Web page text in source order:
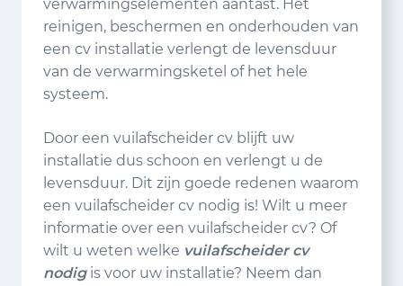
verwarmingselementen aantast. Het
reinigen, beschermen en onderhouden van
een cv installatie verlengt de levensduur
van de verwarmingsketel of het hele
systeem.
Door een vuilafscheider cv blijft uw
installatie dus schoon en verlengt u de
levensduur. Dit zijn goede redenen waarom
een vuilafscheider cv nodig is! Wilt u meer
informatie over een vuilafscheider cv? Of
wilt u weten welke vuilafscheider cv
nodigis voor uw installatie? Neem dan